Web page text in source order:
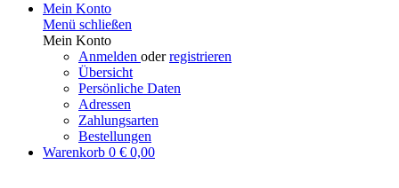
Mein Konto
Menü schließen
Mein Konto
Anmelden oderregistrieren
Übersicht
Persönliche Daten
Adressen
Zahlungsarten
Bestellungen
Warenkorb 0 € 0,00